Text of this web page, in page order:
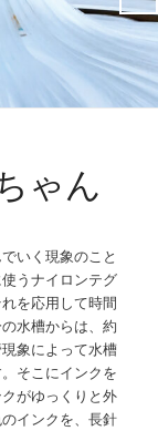
6
ゃん
いく現象のこと
うナイロンテグ
を応用して時間
水槽からは、約
象によって水槽
そこにインクを
がゆっくりと外
インクを、長針